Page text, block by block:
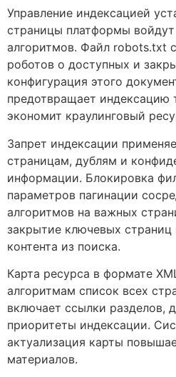
Управление индексацией
страницы платформы
алгоритмов. Файл robots.txt
роботов о доступных и
конфигурация этого
предотвращает индексацию
экономит краулинговый
Запрет индексации
страницам, дублям и
информации. Блокировка
параметров пагинации
алгоритмов на важных
закрытие ключевых страниц
контента из поиска.
Карта ресурса в формате
алгоритмам список всех
включает ссылки разделов,
приоритеты индексации.
актуализация карты
материалов.